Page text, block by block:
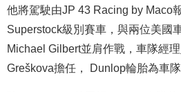
他將駕駛由JP 43 Racing by Maco
Superstock級別賽車，與兩位美國
Michael Gilbert並肩作戰，車隊經
Greškova擔任， Dunlop輪胎為車隊